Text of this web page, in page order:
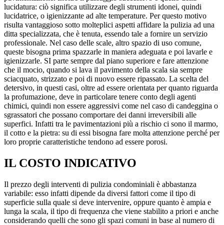
lucidatura: ciò significa utilizzare degli strumenti idonei, quindi
lucidatrice, o igienizzante ad alte temperature. Per questo motivo
risulta vantaggioso sotto molteplici aspetti affidare la pulizia ad una
ditta specializzata, che è tenuta, essendo tale a fornire un servizio
professionale. Nel caso delle scale, altro spazio di uso comune,
queste bisogna prima spazzarle in maniera adeguata e poi lavarle e
igienizzarle. SI parte sempre dal piano superiore e fare attenzione
che il mocio, quando si lava il pavimento della scala sia sempre
sciacquato, strizzato e poi di nuovo essere ripassato. La scelta del
detersivo, in questi casi, oltre ad essere orientata per quanto riguarda
la profumazione, deve in particolare tenere conto degli agenti
chimici, quindi non essere aggressivi come nel caso di candeggina o
sgrassatori che possano comportare dei danni irreversibili alle
superfici. Infatti tra le pavimentazioni più a rischio ci sono il marmo,
il cotto e la pietra: su di essi bisogna fare molta attenzione perché per
loro proprie caratteristiche tendono ad essere porosi.
IL COSTO INDICATIVO
Il prezzo degli interventi di pulizia condominiali è abbastanza
variabile: esso infatti dipende da diversi fattori come il tipo di
superficie sulla quale si deve intervenire, oppure quanto è ampia e
lunga la scala, il tipo di frequenza che viene stabilito a priori e anche
considerando quelli che sono gli spazi comuni in base al numero di